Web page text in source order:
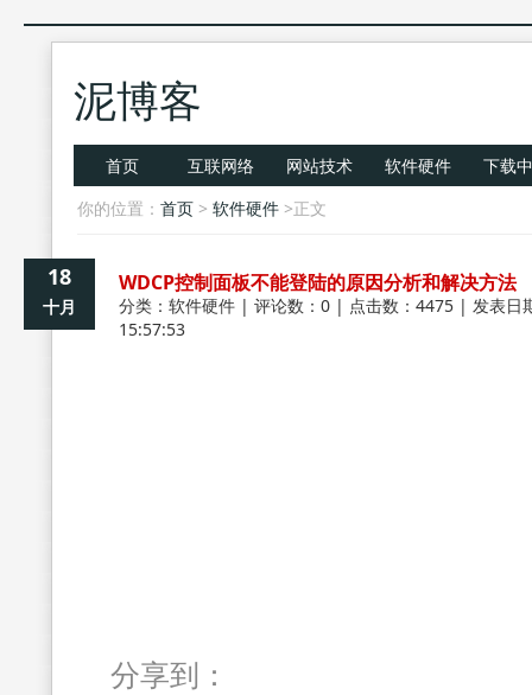
泥博客
首页 互联网络 网站技术 软件硬件
下载
你的位置： 首页 > 软件硬件 >正文
18
十月
WDCP控制面板不能登陆的原因分析和解决方法
分类： 软件硬件 | 评论数：0 | 点击数：4475 | 发表日
15:57:53
分享到：